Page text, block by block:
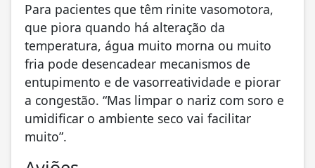
Para pacientes que têm rinite vasomotora,
que piora quando há alteração da
temperatura, água muito morna ou muito
fria pode desencadear mecanismos de
entupimento e de vasorreatividade e piorar
a congestão. “Mas limpar o nariz com soro e
umidificar o ambiente seco vai facilitar
muito”.